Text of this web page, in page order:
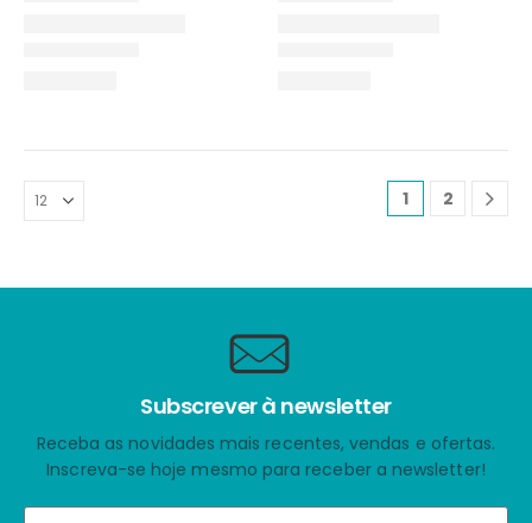
1 2
Subscrever à newsletter
Receba as novidades mais recentes, vendas e ofertas.
Inscreva-se hoje mesmo para receber a newsletter!